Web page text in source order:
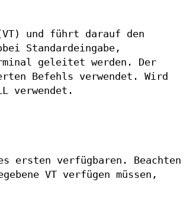
und führt darauf den
Standardeingabe,
geleitet werden. Der
Befehls verwendet. Wird
verwendet.
ersten verfügbaren. Beachten
VT verfügen müssen,